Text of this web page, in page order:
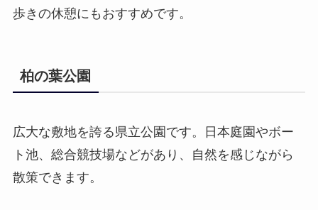
歩きの休憩にもおすすめです。
柏の葉公園
広大な敷地を誇る県立公園です。日本庭園やボー
ト池、総合競技場などがあり、自然を感じながら
散策できます。